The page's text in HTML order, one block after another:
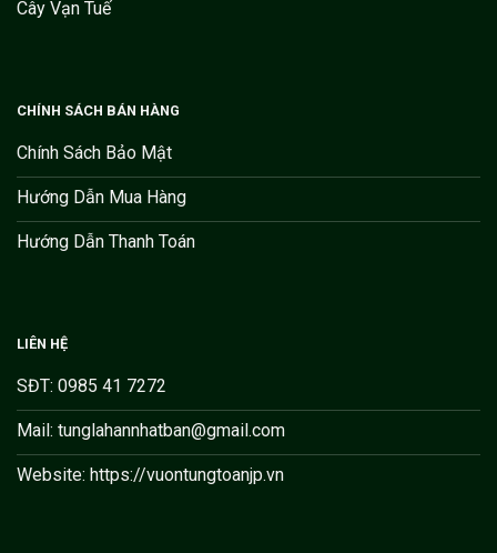
Cây Vạn Tuế
CHÍNH SÁCH BÁN HÀNG
Chính Sách Bảo Mật
Hướng Dẫn Mua Hàng
Hướng Dẫn Thanh Toán
LIÊN HỆ
SĐT: 0985 41 7272
Mail: tunglahannhatban@gmail.com
Website: https://vuontungtoanjp.vn